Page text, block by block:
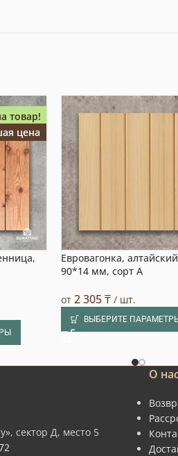
товар!
цена
Евровагонка,
90*14 мм, сорт A
от 2 305₸/ шт.
ВЫБЕРИТЕ ПАРАМЕТРЫ
сектор Д, место 5
О